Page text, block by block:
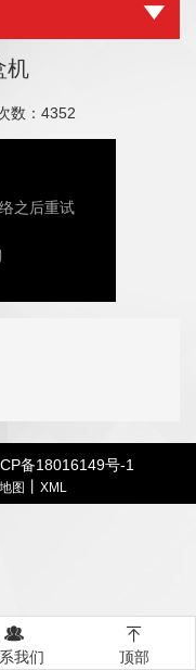

机
数：4352
备18016149号-1
图 XML

我们

顶部